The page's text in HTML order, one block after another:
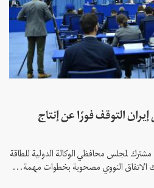
إيران التوقف فورًا عن إنتاج
مشترك لمجلس محافظي الوكالة الدولية للطاقة
الاتفاق النووي مصحوبة بخطوات مهمة...